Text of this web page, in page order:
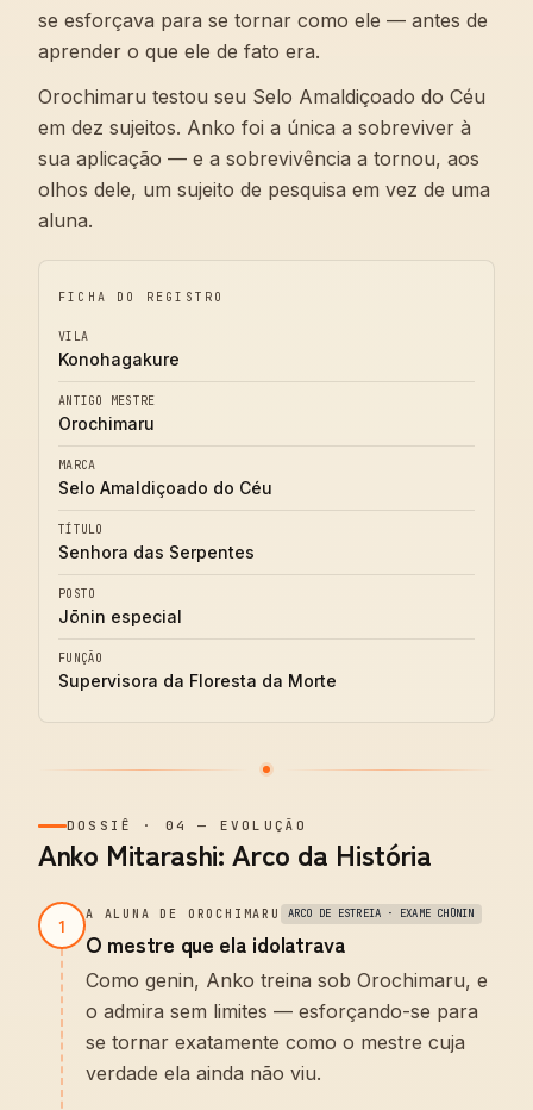
se esforçava para se tornar como ele — antes de
aprender o que ele de fato era.
Orochimaru testou seu Selo Amaldiçoado do Céu
em dez sujeitos. Anko foi a única a sobreviver à
sua aplicação — e a sobrevivência a tornou, aos
olhos dele, um sujeito de pesquisa em vez de uma
aluna.
FICHA DO REGISTRO
VILA
Konohagakure
ANTIGO MESTRE
Orochimaru
MARCA
Selo Amaldiçoado do Céu
TÍTULO
Senhora das Serpentes
POSTO
Jōnin especial
FUNÇÃO
Supervisora da Floresta da Morte
DOSSIÊ · 04 — EVOLUÇÃO
Anko Mitarashi: Arco da História
1 A ALUNA DE OROCHIMARU ARCO DE ESTREIA · EXAME CHŪNIN
O mestre que ela idolatrava
Como genin, Anko treina sob Orochimaru, e
o admira sem limites — esforçando-se para
se tornar exatamente como o mestre cuja
verdade ela ainda não viu.